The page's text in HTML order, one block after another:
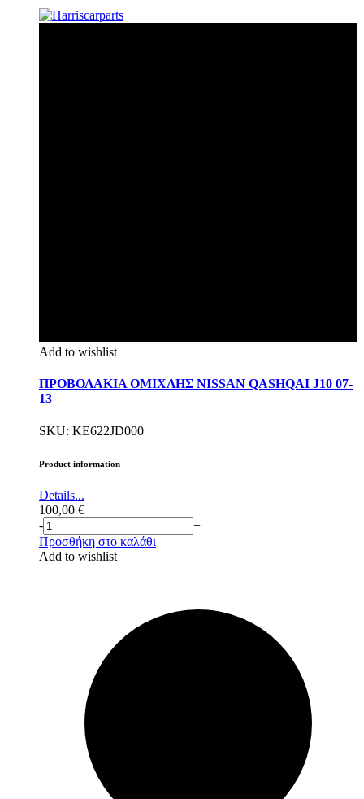
Add to wishlist
ΠΡΟΒΟΛΑΚΙΑ ΟΜΙΧΛΗΣ NISSAN QASHQAI J10 07-
13
SKU: KE622JD000
Product information
Details...
100,00 €
-
+
Προσθήκη στο καλάθι
Add to wishlist